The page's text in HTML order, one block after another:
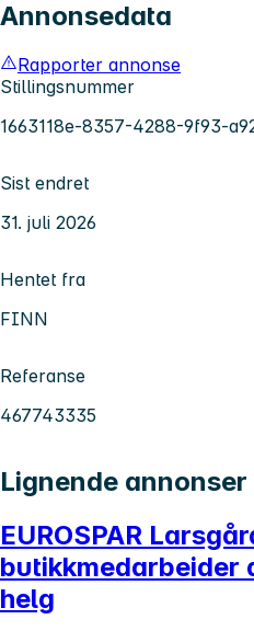
Annonsedata
Rapporter annonse
Stillingsnummer
1663118e-8357-4288-9f93-
Sist endret
31. juli 2026
Hentet fra
FINN
Referanse
467743335
Lignende annonser
EUROSPAR
butikkmedarbeider
helg